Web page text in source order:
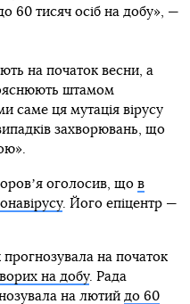
60 тисяч осіб на добу», —
на початок весни, а
штамом
саме ця мутація вірусу
захворювань, що
оголосив, що в
. Його епіцентр —
на початок
на добу. Рада
на лютий до 60